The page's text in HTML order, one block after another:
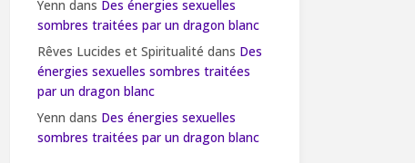
Yenn dans Des énergies sexuelles
sombres traitées par un dragon blanc
Rêves Lucides et Spiritualité dans Des
énergies sexuelles sombres traitées
par un dragon blanc
Yenn dans Des énergies sexuelles
sombres traitées par un dragon blanc